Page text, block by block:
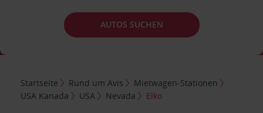
AUTOS SUCHEN
Startseite Rund um Avis
Mietwagen-Stationen
USA Kanada
USA Nevada Elko